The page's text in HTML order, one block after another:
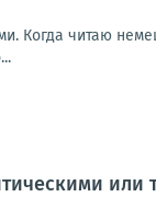
Когда читаю
или